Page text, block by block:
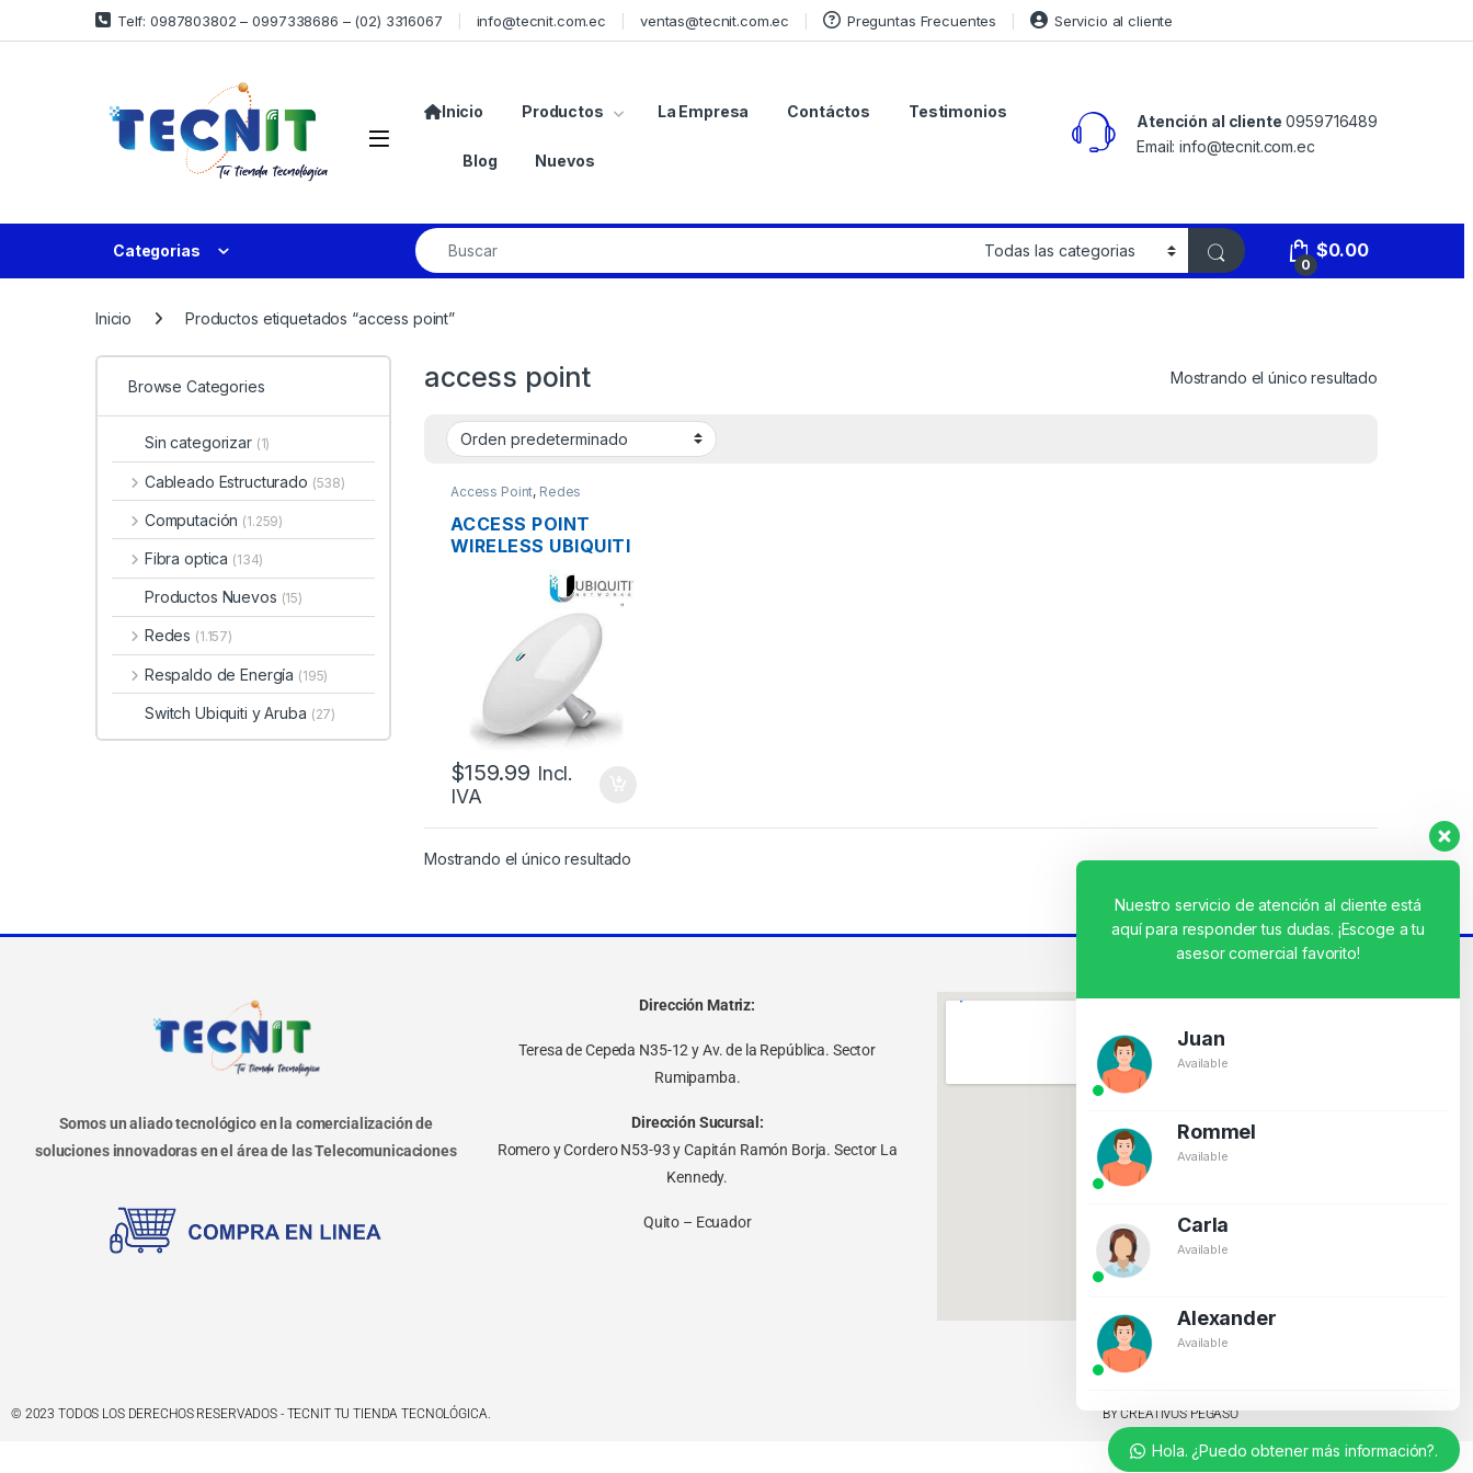
Telf: 0987803802 – 0997338686 – (02) 3316067 info@tecnit.com.ec ventas@tecnit.com.ec Preguntas Frecuentes Servicio al cliente
Inicio Productos La Empresa Contáctos Testimonios
Blog Nuevos
Atención al cliente 0959716489
Email: info@tecnit.com.ec
Categorias
0
$0.00
Inicio Productos etiquetados “access point”
access point Mostrando el único resultado
Access Point, Redes
ACCESS POINT
WIRELESS UBIQUITI
NBE-5AC-GEN2
AIRMAX 5GHZ
19DBI 316MW + POE
GIGABIT OUTDOOR
$159.99 Incl.
IVA
Mostrando el único resultado
Browse Categories
Sin categorizar (1)
Cableado Estructurado (538)
Computación (1.259)
Fibra optica (134)
Productos Nuevos (15)
Redes (1.157)
Respaldo de Energía (195)
Switch Ubiquiti y Aruba (27)
Somos un aliado tecnológico en la comercialización de
soluciones innovadoras en el área de las Telecomunicaciones
Dirección Matriz:
Teresa de Cepeda N35-12 y Av. de la República. Sector
Rumipamba.
Dirección Sucursal:
Romero y Cordero N53-93 y Capitán Ramón Borja. Sector La
Kennedy.
Quito – Ecuador
© 2023 TODOS LOS DERECHOS RESERVADOS - TECNIT TU TIENDA TECNOLÓGICA. BY CREATIVOS PEGASO
Nuestro servicio de atención al cliente está
aquí para responder tus dudas. ¡Escoge a tu
asesor comercial favorito!
Juan
Available
Rommel
Available
Carla
Available
Alexander
Available
Hola. ¿Puedo obtener más información?.